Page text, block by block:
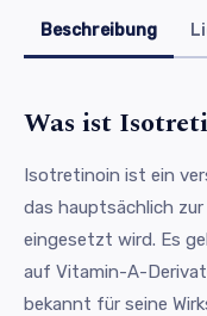
Beschreibung
Was ist
Isotretinoin ist ein
das hauptsächlich
eingesetzt wird. Es
auf Vitamin-A-
bekannt für seine